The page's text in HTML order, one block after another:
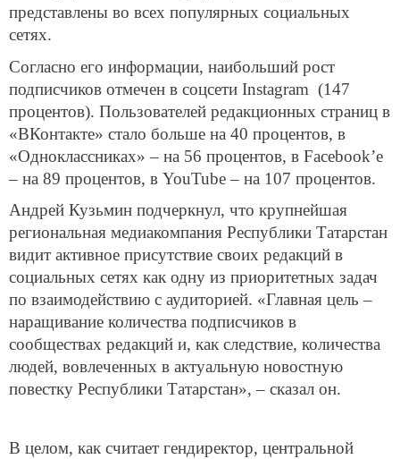
представлены во всех популярных социальных
сетях.
Согласно его информации, наибольший рост
подписчиков отмечен в соцсети Instagram (147
процентов). Пользователей редакционных страниц в
«ВКонтакте» стало больше на 40 процентов, в
«Одноклассниках» – на 56 процентов, в Facebook’е
– на 89 процентов, в YouTube – на 107 процентов.
Андрей Кузьмин подчеркнул, что крупнейшая
региональная медиакомпания Республики Татарстан
видит активное присутствие своих редакций в
социальных сетях как одну из приоритетных задач
по взаимодействию с аудиторией. «Главная цель –
наращивание количества подписчиков в
сообществах редакций и, как следствие, количества
людей, вовлеченных в актуальную новостную
повестку Республики Татарстан», – сказал он.
В целом, как считает гендиректор, центральной